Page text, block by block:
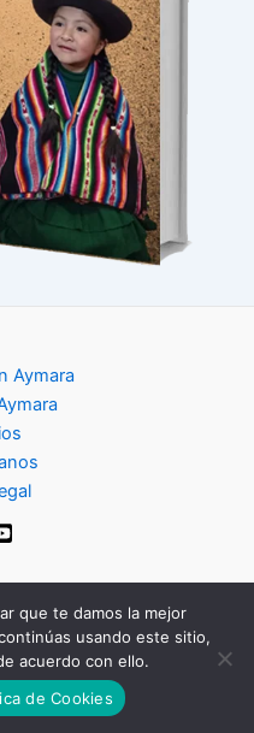
Aymara
de Aymara
que te damos la mejor
usando este sitio,
acuerdo con ello.
de Cookies